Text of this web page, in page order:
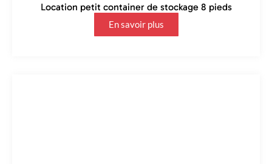
Location petit container de stockage 8 pieds
En savoir plus